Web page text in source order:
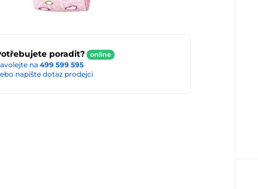
poradit? online
na 499 599 595
napište dotaz prodejci